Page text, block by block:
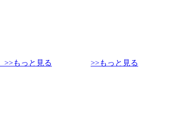
>>もっと見る
>>もっと見る